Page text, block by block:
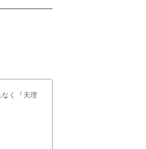
く『天理